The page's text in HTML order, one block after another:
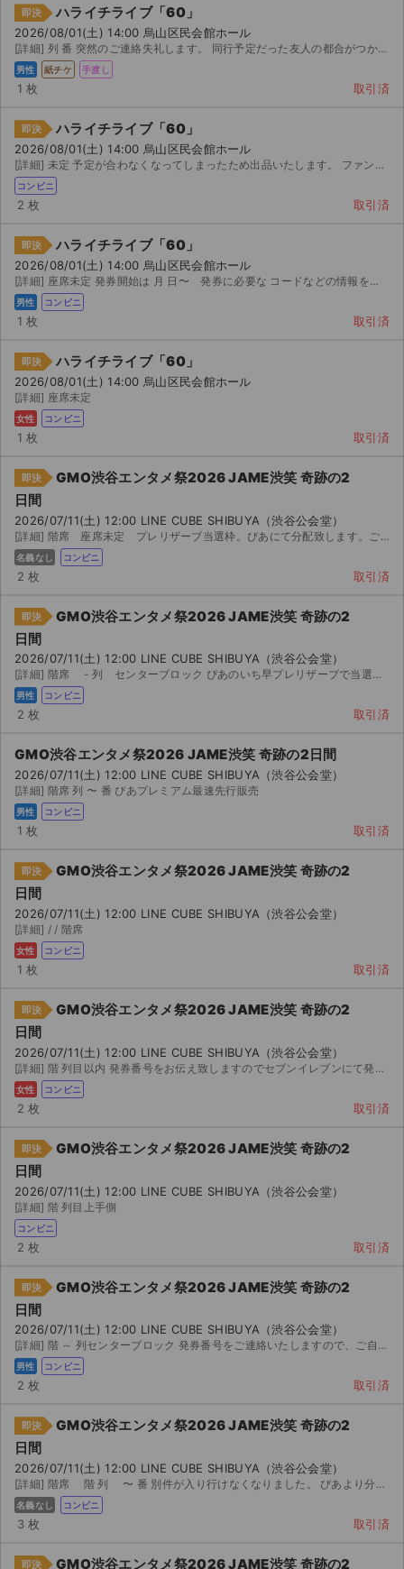
サイト情報
チケットジャム運営会社
チケットジャム利用規約
プライバシーポリシー
特定商取引法に基づく表記
公演登録依頼
不正転売禁止法について
チケットジャムの取り組み
即決 ハライチライブ「60」
2026/08/01(土) 14:00 烏山区民会館ホール
[詳細] 列 番 突然のご連絡失礼します。 同行予定だった友人の都合がつかなくなり、チケットが 枚...
男性 紙チケ 手渡し
1 枚 取引済
即決 ハライチライブ「60」
2026/08/01(土) 14:00 烏山区民会館ホール
[詳細] 未定 予定が合わなくなってしまったため出品いたします。 ファンクラブ先行で当選したチケットで...
コンビニ
2 枚 取引済
即決 ハライチライブ「60」
2026/08/01(土) 14:00 烏山区民会館ホール
[詳細] 座席未定 発券開始は 月 日〜 発券に必要な コードなどの情報をこちらでお知らせするのでご...
男性 コンビニ
1 枚 取引済
即決 ハライチライブ「60」
2026/08/01(土) 14:00 烏山区民会館ホール
[詳細] 座席未定
女性 コンビニ
1 枚 取引済
即決
GMO渋谷エンタメ祭2026 JAME渋笑 奇跡の2
日間
2026/07/11(土) 12:00 LINE CUBE SHIBUYA（渋谷公会堂）
[詳細] 階席 座席未定 プレリザーブ当選枠。ぴあにて分配致します。ご自身の名義になります。コンビニで...
名義なし コンビニ
2 枚 取引済
即決
GMO渋谷エンタメ祭2026 JAME渋笑 奇跡の2
日間
2026/07/11(土) 12:00 LINE CUBE SHIBUYA（渋谷公会堂）
[詳細] 階席 - 列 センターブロック ぴあのいち早プレリザーブで当選しました。発券番号をお伝え...
男性 コンビニ
2 枚 取引済
GMO渋谷エンタメ祭2026 JAME渋笑 奇跡の2日間
2026/07/11(土) 12:00 LINE CUBE SHIBUYA（渋谷公会堂）
[詳細] 階席 列 〜 番 ぴあプレミアム最速先行販売
男性 コンビニ
1 枚 取引済
即決
GMO渋谷エンタメ祭2026 JAME渋笑 奇跡の2
日間
2026/07/11(土) 12:00 LINE CUBE SHIBUYA（渋谷公会堂）
[詳細] / / 階席
女性 コンビニ
1 枚 取引済
即決
GMO渋谷エンタメ祭2026 JAME渋笑 奇跡の2
日間
2026/07/11(土) 12:00 LINE CUBE SHIBUYA（渋谷公会堂）
[詳細] 階 列目以内 発券番号をお伝え致しますのでセブンイレブンにて発券願います。 迅速な対応...
女性 コンビニ
2 枚 取引済
即決
GMO渋谷エンタメ祭2026 JAME渋笑 奇跡の2
日間
2026/07/11(土) 12:00 LINE CUBE SHIBUYA（渋谷公会堂）
[詳細] 階 列目上手側
コンビニ
2 枚 取引済
即決
GMO渋谷エンタメ祭2026 JAME渋笑 奇跡の2
日間
2026/07/11(土) 12:00 LINE CUBE SHIBUYA（渋谷公会堂）
[詳細] 階 ～ 列センターブロック 発券番号をご連絡いたしますので、ご自分でコンビニにてチケット...
男性 コンビニ
2 枚 取引済
即決
GMO渋谷エンタメ祭2026 JAME渋笑 奇跡の2
日間
2026/07/11(土) 12:00 LINE CUBE SHIBUYA（渋谷公会堂）
[詳細] 階席 階 列 〜 番 別件が入り行けなくなりました。 ぴあより分配致します。 よろし...
名義なし コンビニ
3 枚 取引済
即決 GMO渋谷エンタメ祭2026 JAME渋笑 奇跡の2